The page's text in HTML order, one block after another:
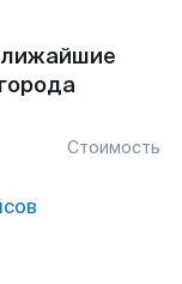
Стоимость